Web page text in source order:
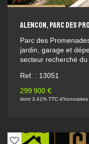
Parc des
jardin, garage et
secteur recherché
confort et ses
découvrirez un
poêle à bois, créant
complètent ce niveau. À l'étage, l'espace nuit offre trois
Ref. : 13051
299 900 €
dont 3.41% TTC d'honoraires